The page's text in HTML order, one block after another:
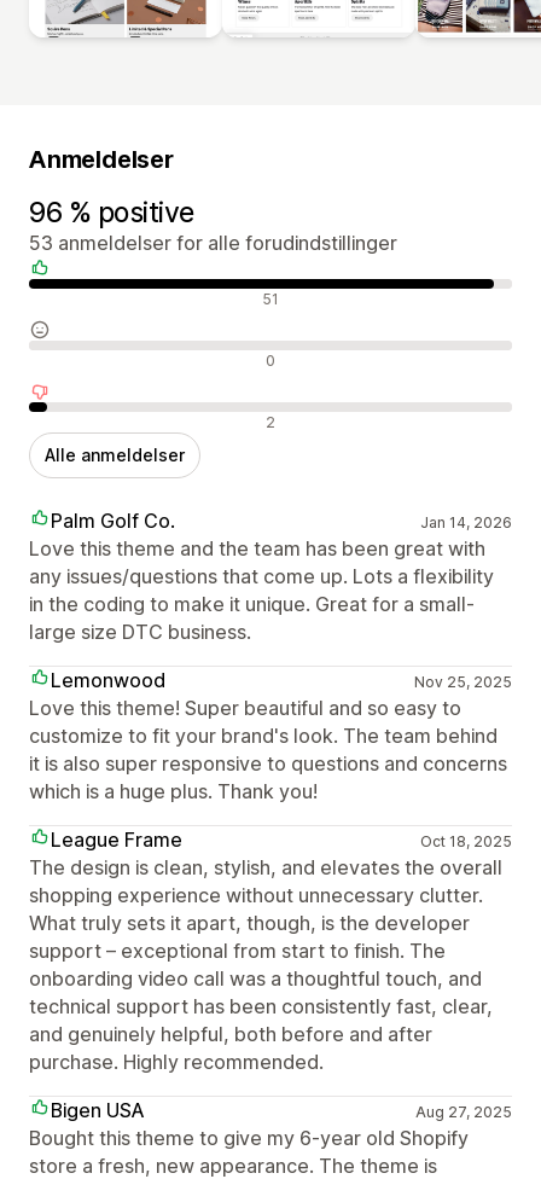
Anmeldelser
96 % positive
53 anmeldelser for alle forudindstillinger
Positive anmeldelser 51
Neutrale anmeldelser 0
Negative anmeldelser 2
Alle anmeldelser
Palm Golf Co. Jan 14, 2026
Love this theme and the team has been great with
any issues/questions that come up. Lots a flexibility
in the coding to make it unique. Great for a small-
large size DTC business.
Lemonwood
Nov 25, 2025
Love this theme! Super beautiful and so easy to
customize to fit your brand's look. The team behind
it is also super responsive to questions and concerns
which is a huge plus. Thank you!
League Frame
Oct 18, 2025
The design is clean, stylish, and elevates the overall
shopping experience without unnecessary clutter.
What truly sets it apart, though, is the developer
support – exceptional from start to finish. The
onboarding video call was a thoughtful touch, and
technical support has been consistently fast, clear,
and genuinely helpful, both before and after
purchase. Highly recommended.
Bigen USA
Aug 27, 2025
Bought this theme to give my 6-year old Shopify
store a fresh, new appearance. The theme is